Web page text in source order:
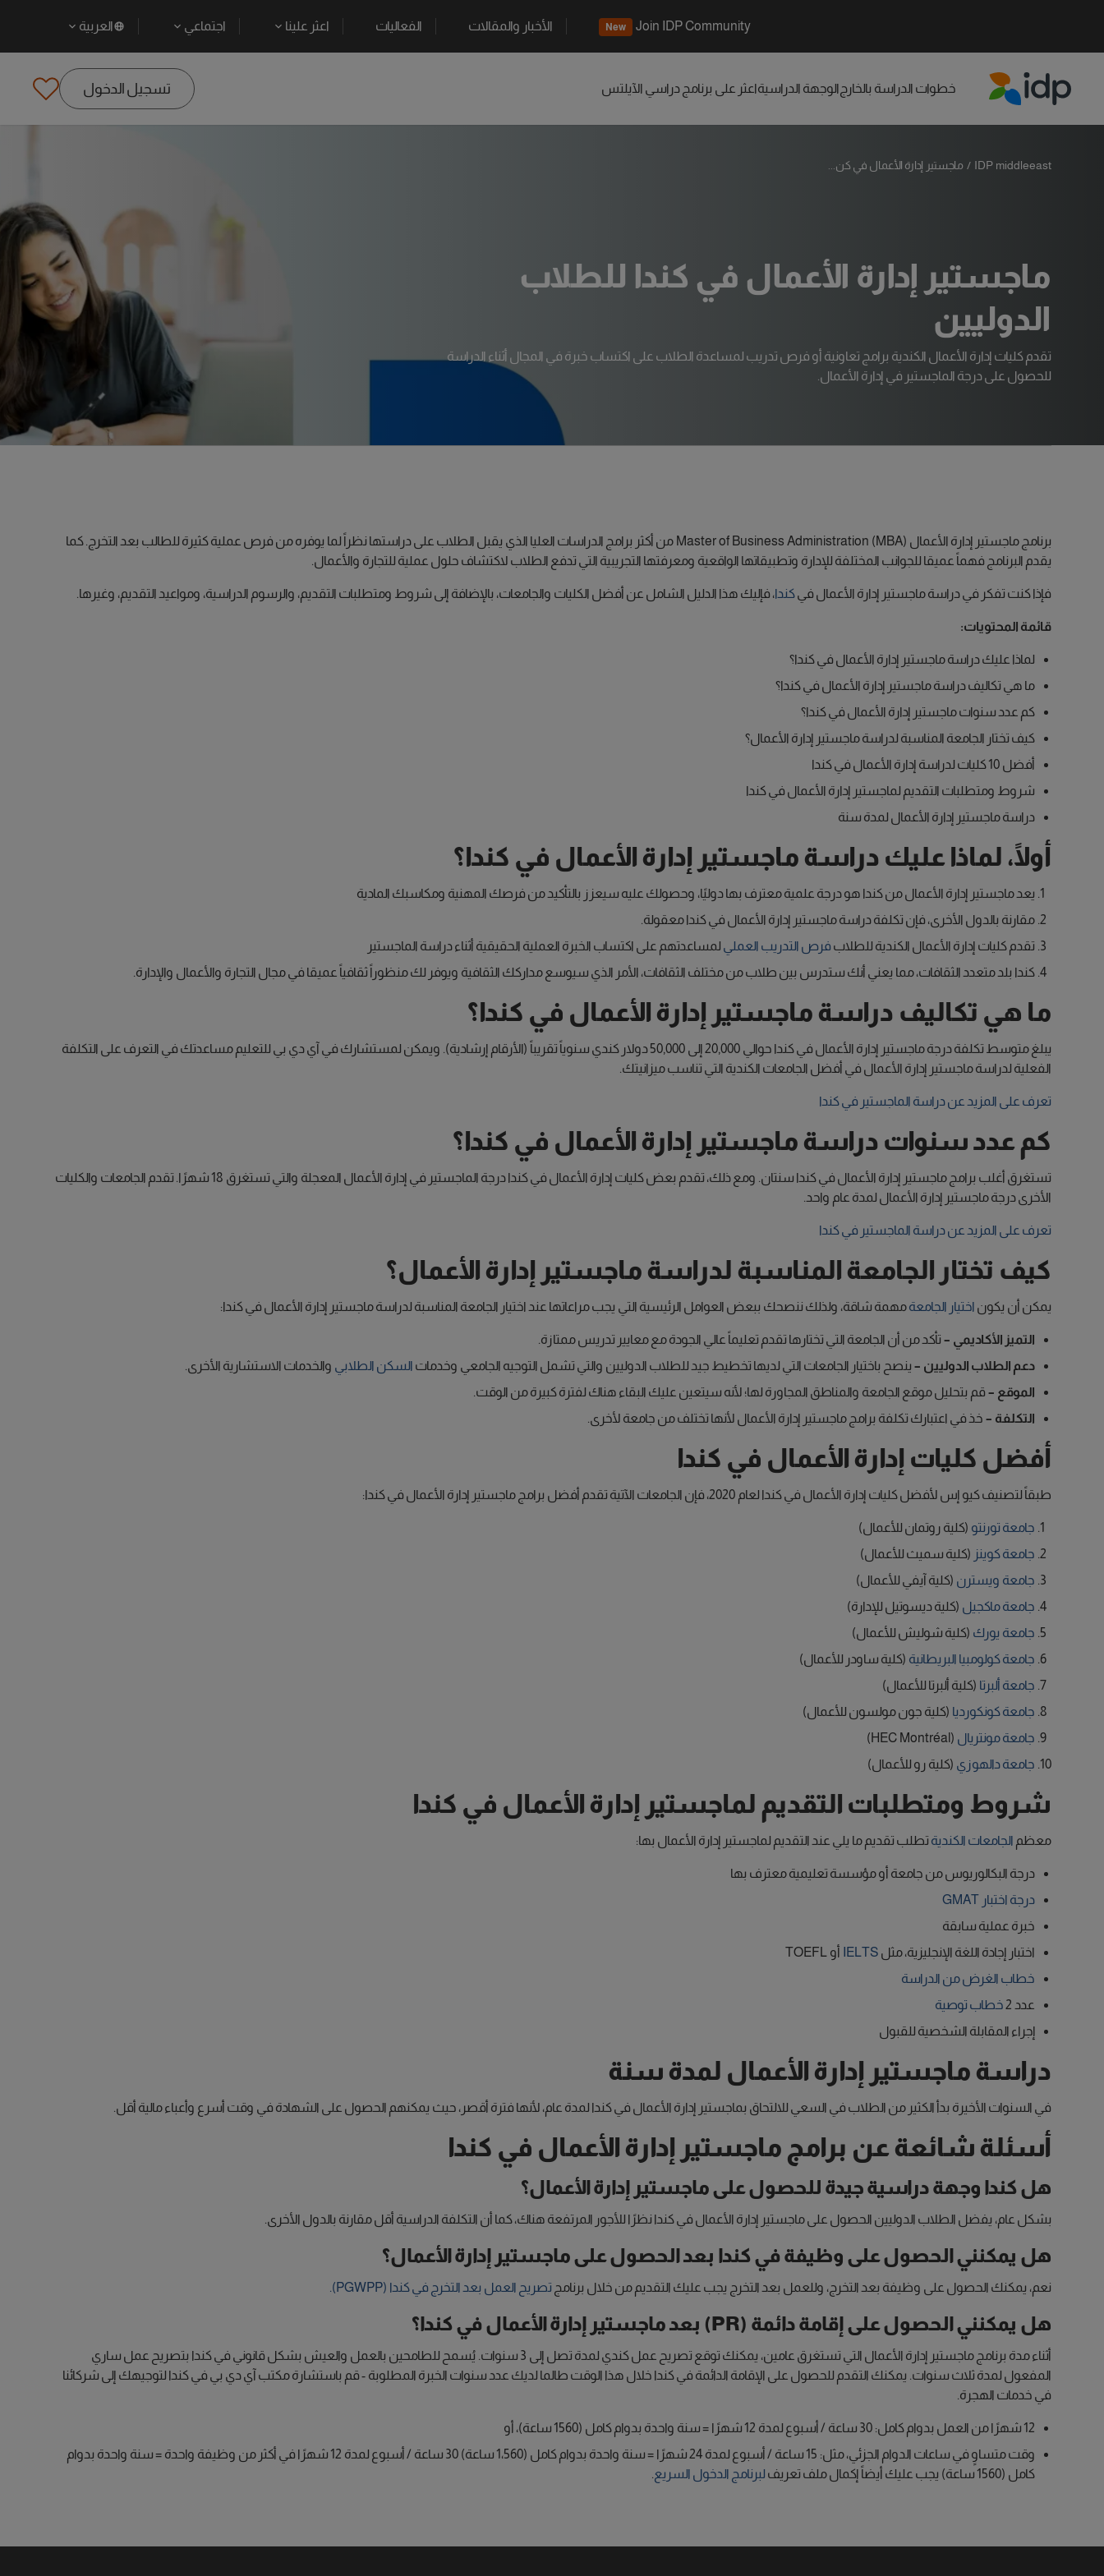
Join IDP Community
New الأخبار والمقالات الفعاليات اعثر علينا اجتماعي العربية
خطوات الدراسة بالخارج الوجهة الدراسيةاعثر على برنامج دراسي الآيلتس تسجيل الدخول
IDP middleeast
/ ماجستير إدارة الأعمال في كن...
ماجستير إدارة الأعمال في كندا للطلاب
الدوليين
تقدم كليات إدارة الأعمال الكندية برامج تعاونية أو فرص تدريب لمساعدة الطلاب على اكتساب خبرة في المجال أثناء الدراسة
للحصول على درجة الماجستير في إدارة الأعمال.
برنامج ماجستير إدارة الأعمال Master of Business Administration (MBA) من أكثر برامج الدراسات العليا الذي يقبل الطلاب على دراستها نظراً لما يوفره من فرص عملية كثيرة للطالب بعد التخرج. كما
يقدم البرنامج فهماً عميقا للجوانب المختلفة للإدارة وتطبيقاتها الواقعية ومعرفتها التجريبية التي تدفع الطلاب لاكتشاف حلول عملية للتجارة والأعمال.
فإذا كنت تفكر في دراسة ماجستير إدارة الأعمال فيكندا، فإليك هذا الدليل الشامل عن أفضل الكليات والجامعات، بالإضافة إلى شروط ومتطلبات التقديم، والرسوم الدراسية، ومواعيد التقديم، وغيرها.
قائمة المحتويات:
لماذا عليك دراسة ماجستير إدارة الأعمال في كندا؟
ما هي تكاليف دراسة ماجستير إدارة الأعمال في كندا؟
كم عدد سنوات ماجستير إدارة الأعمال في كندا؟
كيف تختار الجامعة المناسبة لدراسة ماجستير إدارة الأعمال؟
أفضل 10 كليات لدراسة إدارة الأعمال في كندا
شروط ومتطلبات التقديم لماجستير إدارة الأعمال في كندا
دراسة ماجستير إدارة الأعمال لمدة سنة
أولًا، لماذا عليك دراسة ماجستير إدارة الأعمال في كندا؟
يعد ماجستير إدارة الأعمال من كندا هو درجة علمية معترف بها دوليًا، وحصولك عليه سيعزز بالتأكيد من فرصك المهنية ومكاسبك المادية
مقارنة بالدول الأخرى، فإن تكلفة دراسة ماجستير إدارة الأعمال في كندا معقولة.
تقدم كليات إدارة الأعمال الكندية للطلاب فرص التدريب العملي لمساعدتهم على اكتساب الخبرة العملية الحقيقية أثناء دراسة الماجستير
كندا بلد متعدد الثقافات، مما يعني أنك ستدرس بين طلاب من مختلف الثقافات، الأمر الذي سيوسع مداركك الثقافية ويوفر لك منظوراً ثقافياً عميقا في مجال التجارة والأعمال والإدارة.
ما هي تكاليف دراسة ماجستير إدارة الأعمال في كندا؟
يبلغ متوسط تكلفة درجة ماجستير إدارة الأعمال في كندا حوالي 20,000 إلى 50,000 دولار كندي سنوياً تقريباً (الأرقام إرشادية). ويمكن لمستشارك في آي دي بي للتعليم مساعدتك في التعرف على التكلفة
الفعلية لدراسة ماجستير إدارة الأعمال في أفضل الجامعات الكندية التي تناسب ميزانيتك.
تعرف على المزيد عن دراسة الماجستير في كندا
كم عدد سنوات دراسة ماجستير إدارة الأعمال في كندا؟
تستغرق أغلب برامج ماجستير إدارة الأعمال في كندا سنتان. ومع ذلك، تقدم بعض كليات إدارة الأعمال في كندا درجة الماجستير في إدارة الأعمال المعجلة والتي تستغرق 18 شهرًا. تقدم الجامعات والكليات
الأخرى درجة ماجستير إدارة الأعمال لمدة عام واحد.
تعرف على المزيد عن دراسة الماجستير في كندا
كيف تختار الجامعة المناسبة لدراسة ماجستير إدارة الأعمال؟
يمكن أن يكون اختيار الجامعةمهمة شاقة، ولذلك ننصحك ببعض العوامل الرئيسية التي يجب مراعاتها عند اختيار الجامعة المناسبة لدراسة ماجستير إدارة الأعمال في كندا:
التميز الأكاديمي – تأكد من أن الجامعة التي تختارها تقدم تعليماً عالي الجودة مع معايير تدريس ممتازة.
دعم الطلاب الدوليين – ينصح باختيار الجامعات التي لديها تخطيط جيد للطلاب الدوليين والتي تشمل التوجيه الجامعي وخدمات السكن الطلابي والخدمات الاستشارية الأخرى.
الموقع – قم بتحليل موقع الجامعة والمناطق المجاورة لها؛ لأنه سيتعين عليك البقاء هناك لفترة كبيرة من الوقت.
التكلفة – خذ في اعتبارك تكلفة برامج ماجستير إدارة الأعمال لأنها تختلف من جامعة لأخرى.
أفضل كليات إدارة الأعمال في كندا
طبقاً لتصنيف كيو إس لأفضل كليات إدارة الأعمال في كندا لعام 2020، فإن الجامعات الآتية تقدم أفضل برامج ماجستير إدارة الأعمال في كندا:
جامعة تورنتو (كلية روتمان للأعمال)
جامعة كوينز (كلية سميث للأعمال)
جامعة ويسترن (كلية آيفي للأعمال)
جامعة ماكجيل (كلية ديسوتيل للإدارة)
جامعة يورك (كلية شوليش للأعمال)
جامعة كولومبيا البريطانية (كلية ساودر للأعمال)
جامعة ألبرتا (كلية ألبرتا للأعمال)
جامعة كونكورديا (كلية جون مولسون للأعمال)
جامعة مونتريال (HEC Montréal)
جامعة دالهوزي (كلية رو للأعمال)
شروط ومتطلبات التقديم لماجستير إدارة الأعمال في كندا
معظم الجامعات الكندية تطلب تقديم ما يلي عند التقديم لماجستير إدارة الأعمال بها:
درجة البكالوريوس من جامعة أو مؤسسة تعليمية معترف بها
درجة اختبار GMAT
خبرة عملية سابقة
اختبار إجادة اللغة الإنجليزية، مثل IELTS
أو TOEFL
خطاب الغرض من الدراسة
عدد 2
خطاب توصية
إجراء المقابلة الشخصية للقبول
دراسة ماجستير إدارة الأعمال لمدة سنة
في السنوات الأخيرة بدأ الكثير من الطلاب في السعي للالتحاق بماجستير إدارة الأعمال في كندا لمدة عام، لأنها فترة أقصر، حيث يمكنهم الحصول على الشهادة في وقت أسرع وأعباء مالية أقل.
أسئلة شائعة عن برامج ماجستير إدارة الأعمال في كندا
هل كندا وجهة دراسية جيدة للحصول على ماجستير إدارة الأعمال؟
بشكل عام، يفضل الطلاب الدوليين الحصول على ماجستير إدارة الأعمال في كندا نظرًا للأجور المرتفعة هناك، كما أن التكلفة الدراسية أقل مقارنة بالدول الأخرى.
هل يمكنني الحصول على وظيفة في كندا بعد الحصول على ماجستير إدارة الأعمال؟
نعم، يمكنك الحصول على وظيفة بعد التخرج، وللعمل بعد التخرج يجب عليك التقديم من خلال برنامج تصريح العمل بعد التخرج في كندا (PGWPP).
هل يمكنني الحصول على إقامة دائمة (PR) بعد ماجستير إدارة الأعمال في كندا؟
أثناء مدة برنامج ماجستير إدارة الأعمال التي تستغرق عامين، يمكنك توقع تصريح عمل كندي لمدة تصل إلى 3 سنوات. يُسمح للطامحين بالعمل والعيش بشكل قانوني في كندا بتصريح عمل ساري
المفعول لمدة ثلاث سنوات. يمكنك التقدم للحصول على الإقامة الدائمة في كندا خلال هذا الوقت طالما لديك عدد سنوات الخبرة المطلوبة - قم باستشارة مكتب آي دي بي في كندا لتوجيهك إلى شركائنا
في خدمات الهجرة.
12 شهرًا من العمل بدوام كامل: 30 ساعة / أسبوع لمدة 12 شهرًا = سنة واحدة بدوام كامل (1560 ساعة)، أو
وقت متساوٍ في ساعات الدوام الجزئي، مثل: 15 ساعة / أسبوع لمدة 24 شهرًا = سنة واحدة بدوام كامل (1،560 ساعة) 30 ساعة / أسبوع لمدة 12 شهرًا في أكثر من وظيفة واحدة = سنة واحدة بدوام
كامل (1560 ساعة) يجب عليك أيضاً إكمال ملف تعريف
لبرنامج الدخول السريع